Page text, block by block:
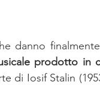
danno
prodotto in
di Iosif Stalin